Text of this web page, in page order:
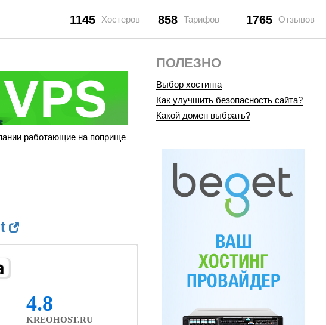
1145 Хостеров 858 Тарифов 1765 Отзывов
работающие на поприще
4.8
KREOHOST.RU
ПОЛЕЗНО
Выбор хостинга
Как улучшить безопасность сайта?
Какой домен выбрать?